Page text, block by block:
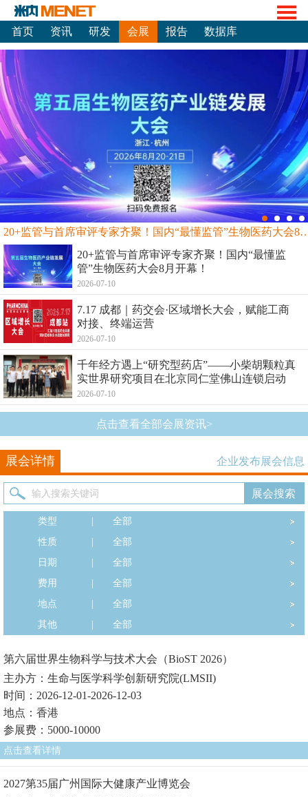
首页 资讯 研发 会展 报告 数据库
20+监管与首席审评专家齐聚！国内“最
20+监管与首席审评专家齐聚！国内“最懂监
管”生物医药大会8月开幕！
2026-07-10
7.17 成都｜药交会·区域增长大会，赋能工商
对接、终端运营
2026-07-10
千年经方遇上“研究型药店”——小柴胡颗粒真
实世界研究项目在北京同仁堂佛山连锁启动
2026-07-10
点击查看全部会展资讯>
展会详情 企业发布展会信息
类型
全部
性质
全部
日期
全部
费用
全部
地点
全部
其他
全部
第六届世界生物科学与技术大会（BioST 2026）
主办方：生命与医学科学创新研究院(LMSII)
时间：2026-12-01-2026-12-03
地点：香港
参展费：5000-10000
点击查看详情
2027第35届广州国际大健康产业博览会